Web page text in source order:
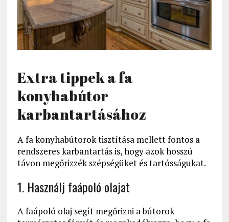
Extra tippek a fa
konyhabútor
karbantartásához
A fa konyhabútorok tisztítása mellett fontos a
rendszeres karbantartás is, hogy azok hosszú
távon megőrizzék szépségüket és tartósságukat.
1. Használj faápoló olajat
A faápoló olaj segít megőrizni a bútorok